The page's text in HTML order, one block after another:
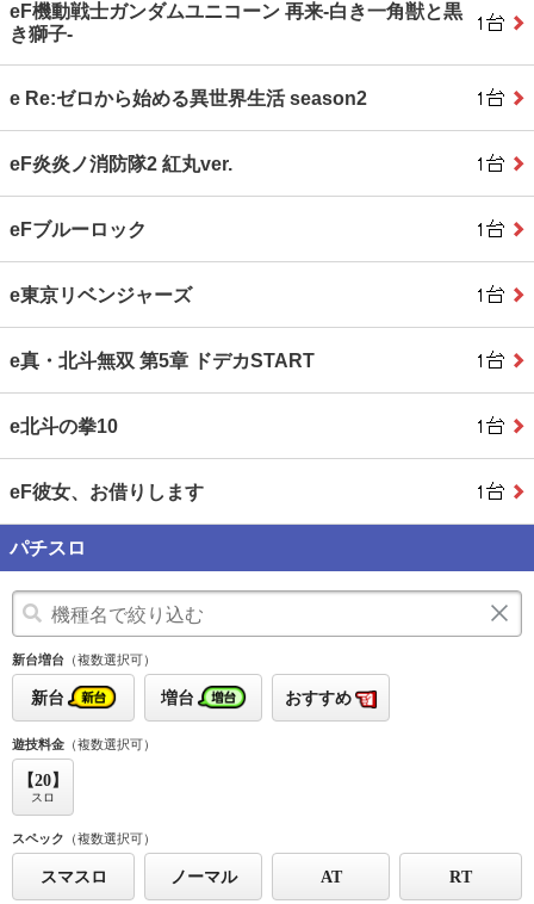
eF機動戦士ガンダムユニコーン 再来‐白き一角獣と黒
き獅子‐
e Re:ゼロから始める異世界生活 season2
eF炎炎ノ消防隊2 紅丸ver.
eFブルーロック
e東京リベンジャーズ
e真・北斗無双 第5章 ドデカSTART
e北斗の拳10
eF彼女、お借りします
パチスロ
新台増台 （複数選択可）
新台 増台 おすすめ
遊技料金 （複数選択可）
【20】
スロ
スペック （複数選択可）
スマスロ ノーマル AT RT